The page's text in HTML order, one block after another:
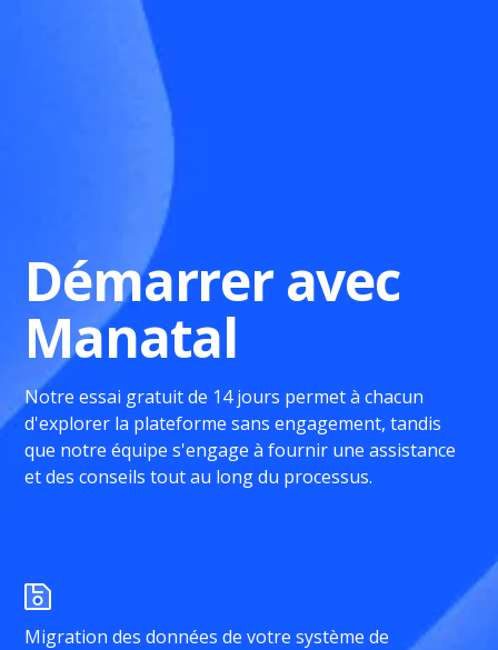
Démarrer avec
Manatal
Notre essai gratuit de 14 jours permet à chacun
d'explorer la plateforme sans engagement, tandis
que notre équipe s'engage à fournir une assistance
et des conseils tout au long du processus.
Migration des données de votre système de